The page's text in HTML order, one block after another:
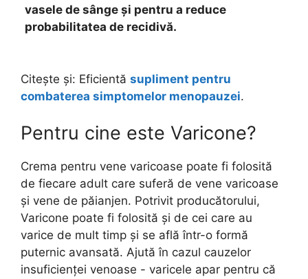
vasele de sânge și pentru a reduce
probabilitatea de recidivă.
Citește și: Eficientă supliment pentru
combaterea simptomelor menopauzei.
Pentru cine este Varicone?
Crema pentru vene varicoase poate fi folosită
de fiecare adult care suferă de vene varicoase
și vene de păianjen. Potrivit producătorului,
Varicone poate fi folosită și de cei care au
varice de mult timp și se află într-o formă
puternic avansată. Ajută în cazul cauzelor
insuficienței venoase - varicele apar pentru că